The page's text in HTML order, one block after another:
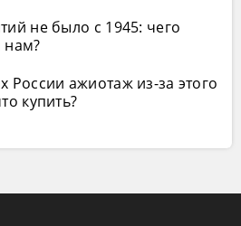
не было с 1945: чего
нам?
России ажиотаж из-за этого
купить?